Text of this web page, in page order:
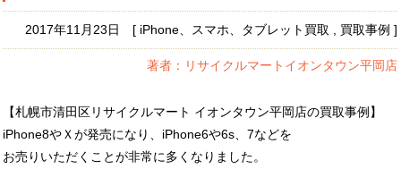
2017年11月23日 [ iPhone、スマホ、タブレット買取 , 買取事例 ]
著者：リサイクルマートイオンタウン平岡店
【札幌市清田区リサイクルマート イオンタウン平岡店の買取事例】
iPhone8やＸが発売になり、iPhone6や6s、7などを
お売りいただくことが非常に多くなりました。